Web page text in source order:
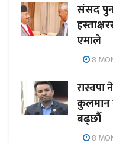
संसद
एमाले
8
कुलमान
बढ्छौँ
8